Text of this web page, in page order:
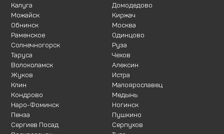
Калуга
Можайск
Обнинск
Раменское
Солнечногорск
Таруса
Домодедово
Киржач
Москва
Одинцово
Руза
Чехов
Волоколамск
Жуков
Клин
Кондрово
Наро-Фоминск
Пенза
Сергиев Посад
Алексин
Истра
Малоярославец
Медынь
Ногинск
Пушкино
Серпухов